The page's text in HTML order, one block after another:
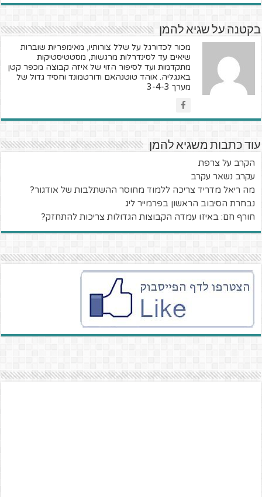
בקטנה על שגיא להמן
מכור לכדורגל על שלל צורותיו, מאימפריות שוברות
שיאים עד לסינדרלות מרגשות, מסטטיסטיקות
מתקדמות ועד לסיפור הזוי של איזה קבוצה מכפר קטן
באנגליה. אוהד טוטנהאם ודורטמונד וחסיד גדול של
מערך 3-4-3
עוד כתבות משגיא להמן
הקרב על צרפת
עקרב נשאר עקרב
מה ריאל מדריד צריכה ללמוד מחוסר ההשתלבות של אודגור?
נבחרת הסיבוב הראשון בפרמייר ליג
חורף חם: באיזו עמדה הקבוצות הגדולות צריכות להתחזק?